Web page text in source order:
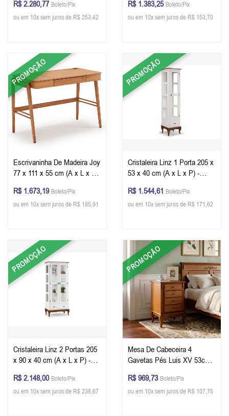
x L x P) - Cor Branco -
Imbuia Glazer
R$ 2.280,77 Boleto/Pix
ou em 10x sem juros de R$ 253,42
R$ 1.383,25 Boleto/Pix
ou em 10x sem juros de R$ 153,70
PROMOÇÃO
Escrivaninha De Madeira Joy
77 x 111 x 55 cm (A x L x P)
R$ 1.673,19 Boleto/Pix
ou em 10x sem juros de R$ 185,91
PROMOÇÃO
Cristaleira Linz 1 Porta 205 x
53 x 40 cm (A x L x P) -
R$ 1.544,61 Boleto/Pix
ou em 10x sem juros de R$ 171,62
PROMOÇÃO
Cristaleira Linz 2 Portas 205
x 90 x 40 cm (A x L x P) -
R$ 2.148,00 Boleto/Pix
ou em 10x sem juros de R$ 238,67
PROMOÇÃO
Mesa De Cabeceira 4
Gavetas Pés Luis XV 53cm
R$ 969,73 Boleto/Pix
ou em 10x sem juros de R$ 107,75